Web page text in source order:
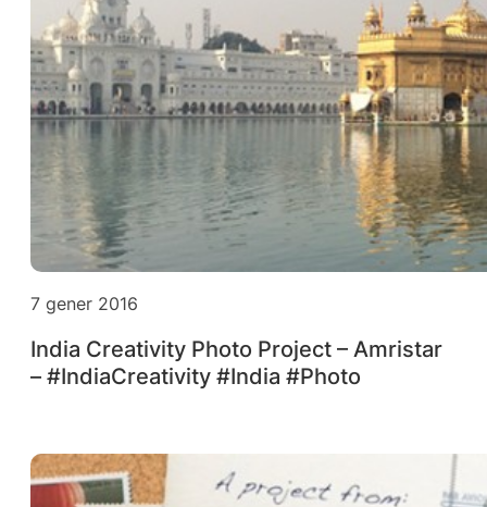
7 gener 2016
India Creativity Photo Project – Amristar
– #IndiaCreativity #India #Photo